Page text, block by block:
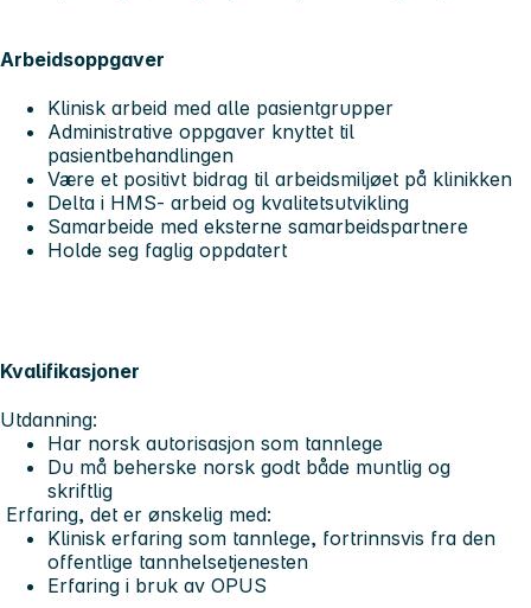
Arbeidsoppgaver
Klinisk arbeid med alle pasientgrupper
Administrative oppgaver knyttet til
pasientbehandlingen
Være et positivt bidrag til arbeidsmiljøet på klinikken
Delta i HMS- arbeid og kvalitetsutvikling
Samarbeide med eksterne samarbeidspartnere
Holde seg faglig oppdatert
Kvalifikasjoner
Utdanning:
Har norsk autorisasjon som tannlege
Du må beherske norsk godt både muntlig og
skriftlig
Erfaring, det er ønskelig med:
Klinisk erfaring som tannlege, fortrinnsvis fra den
offentlige tannhelsetjenesten
Erfaring i bruk av OPUS